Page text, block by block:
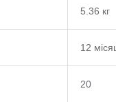
5.36 кг
12
20